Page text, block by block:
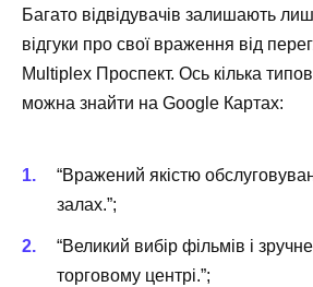
Багато відвідувачів залишають
відгуки про свої враження від
Multiplex Проспект. Ось кілька
можна знайти на Google Картах:
“Вражений якістю
залах.”;
“Великий вибір фільмів і
торговому центрі.”;